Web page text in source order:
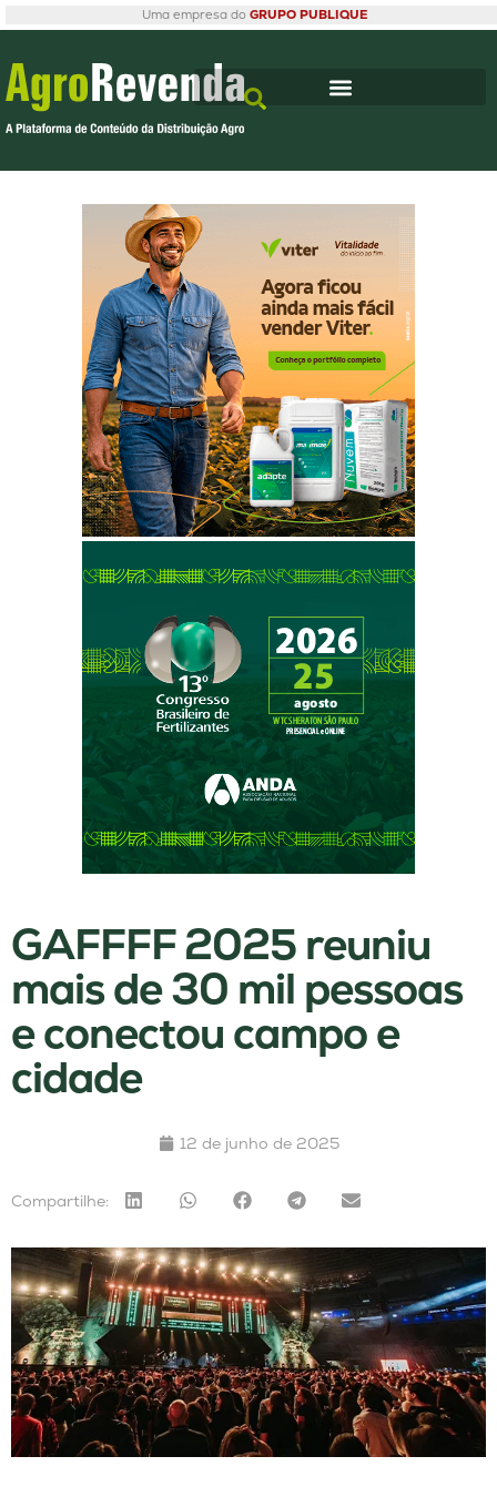
Uma empresa do GRUPO PUBLIQUE
GAFFFF 2025 reuniu
mais de 30 mil pessoas
e conectou campo e
cidade
12 de junho de 2025
Compartilhe: